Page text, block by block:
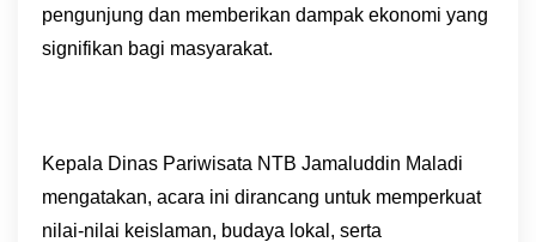
pengunjung dan memberikan dampak ekonomi yang
signifikan bagi masyarakat.
Kepala Dinas Pariwisata NTB Jamaluddin Maladi
mengatakan, acara ini dirancang untuk memperkuat
nilai-nilai keislaman, budaya lokal, serta